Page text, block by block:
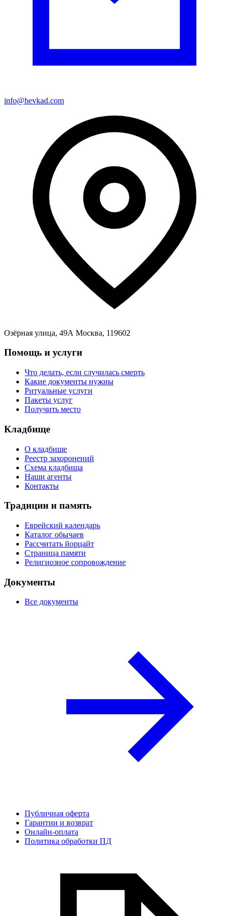
info@hevkad.com
Озёрная улица, 49А Москва, 119602
Помощь и услуги
Что делать, если случилась смерть
Какие документы нужны
Ритуальные услуги
Пакеты услуг
Получить место
Кладбище
О кладбище
Реестр захоронений
Схема кладбища
Наши агенты
Контакты
Традиции и память
Еврейский календарь
Каталог обычаев
Рассчитать йорцайт
Страница памяти
Религиозное сопровождение
Документы
Все документы
Публичная оферта
Гарантии и возврат
Онлайн-оплата
Политика обработки ПД